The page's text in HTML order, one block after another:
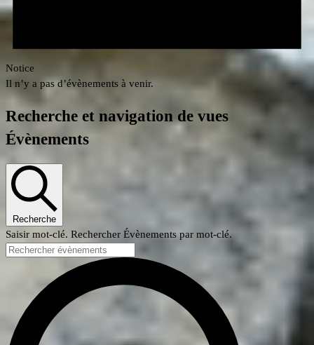
Notice
Il n’y a pas d’évènements à venir.
Recherche et navigation de vues
Évènements
Recherche
Saisir mot-clé. Rechercher Évènements par mot-clé.